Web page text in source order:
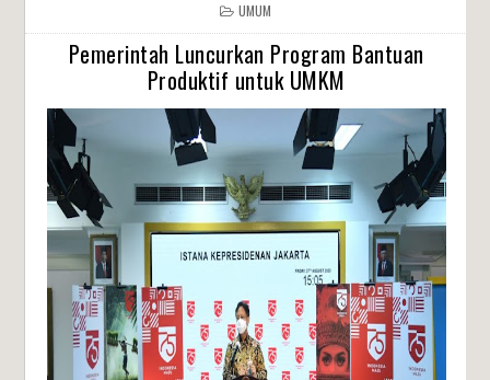
UMUM
Pemerintah Luncurkan Program Bantuan
Produktif untuk UMKM